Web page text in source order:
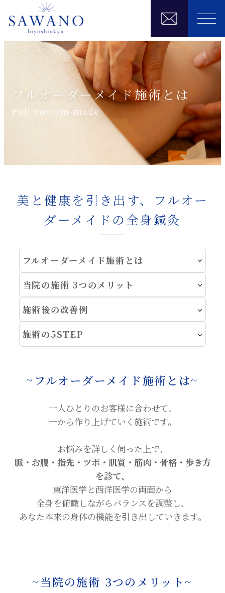
フルオーダーメイド施術とは
Full custom-made
美と健康を引き出す、フルオー
ダーメイドの全身鍼灸
フルオーダーメイド施術とは
当院の施術 3つのメリット
施術後の改善例
施術の5STEP
~フルオーダーメイド施術とは~
一人ひとりのお客様に合わせて、
一から作り上げていく施術です。
お悩みを詳しく伺った上で、
脈・お腹・指先・ツボ・肌質・筋肉・骨格・歩き方
を診て、
東洋医学と西洋医学の両面から
全身を俯瞰しながらバランスを調整し、
あなた本来の身体の機能を引き出していきます。
~当院の施術 3つのメリット~